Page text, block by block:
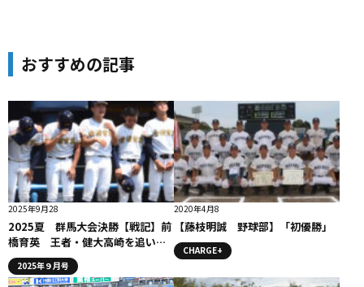
おすすめの記事
2025年9月28
2025夏 群馬大会決勝【戦記】前
橋育英 王者・健大高崎を追い詰
めるも延長タイブレーク惜敗で涙
2025年９月号
2020年4月8
【藤枝明誠 野球部】「初優勝」
CHARGE+